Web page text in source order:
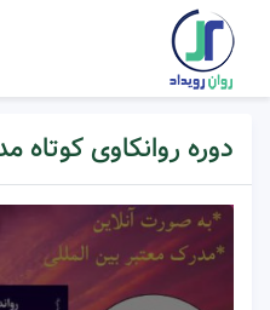
دوره روانکاوی کوتاه